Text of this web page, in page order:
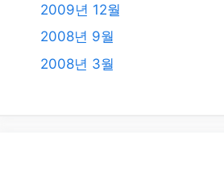
2009년 12월
2008년 9월
2008년 3월